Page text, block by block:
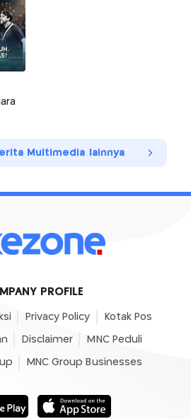
Multimedia lainnya
PROFILE
Privacy Policy Kotak Pos
Disclaimer MNC Peduli
MNC Group Businesses